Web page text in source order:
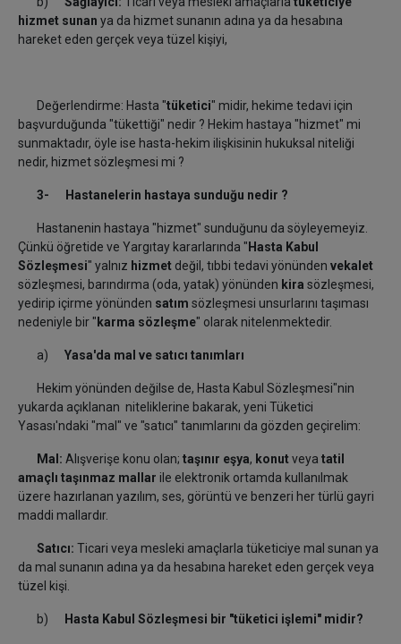
hizmet sunan ya da hizmet sunanın adına ya da hesabına
hareket eden gerçek veya tüzel kişiyi,
Değerlendirme: Hasta "tüketici" midir, hekime tedavi için
başvurduğunda "tükettiği" nedir ? Hekim hastaya "hizmet" mi
sunmaktadır, öyle ise hasta-hekim ilişkisinin hukuksal niteliği
nedir, hizmet sözleşmesi mi ?
3- Hastanelerin hastaya sunduğu nedir ?
Hastanenin hastaya "hizmet" sunduğunu da söyleyemeyiz.
Çünkü öğretide ve Yargıtay kararlarında " Hasta Kabul
Sözleşmesi" yalnız hizmet değil, tıbbi tedavi yönünden vekalet
sözleşmesi, barındırma (oda, yatak) yönünden kira sözleşmesi,
yedirip içirme yönünden satım sözleşmesi unsurlarını taşıması
nedeniyle bir " karma sözleşme" olarak nitelenmektedir.
a) Yasa'da mal ve satıcı tanımları
Hekim yönünden değilse de, Hasta Kabul Sözleşmesi"nin
yukarda açıklanan niteliklerine bakarak, yeni Tüketici
Yasası'ndaki "mal" ve "satıcı" tanımlarını da gözden geçirelim:
Mal: Alışverişe konu olan; taşınır eşya, konutveya tatil
amaçlı taşınmaz mallar ile elektronik ortamda kullanılmak
üzere hazırlanan yazılım, ses, görüntü ve benzeri her türlü gayri
maddi mallardır.
Satıcı: Ticari veya mesleki amaçlarla tüketiciye mal sunan ya
da mal sunanın adına ya da hesabına hareket eden gerçek veya
tüzel kişi.
b) Hasta Kabul Sözleşmesi bir "tüketici işlemi" midir?